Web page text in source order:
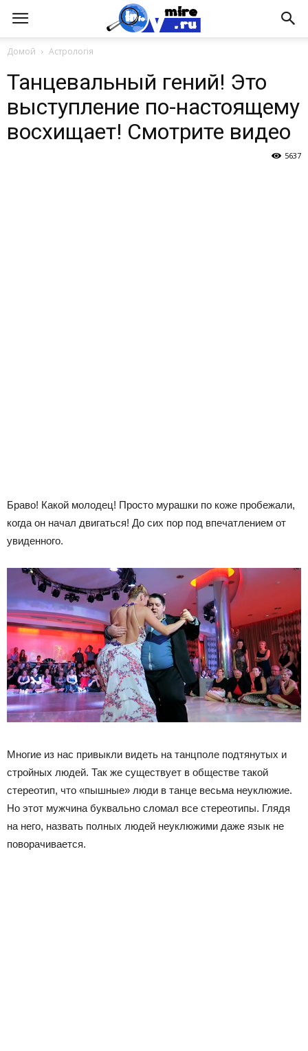
Домой Астрологія
Танцевальный гений! Это
выступление по-настоящему
восхищает! Смотрите видео
5637
Браво! Какой молодец! Просто мурашки по коже пробежали,
когда он начал двигаться! До сих пор под впечатлением от
увиденного.
Многие из нас привыкли видеть на танцполе подтянутых и
стройных людей. Так же существует в обществе такой
стереотип, что «пышные» люди в танце весьма неуклюжие.
Но этот мужчина буквально сломал все стереотипы. Глядя
на него, назвать полных людей неуклюжими даже язык не
поворачивается.